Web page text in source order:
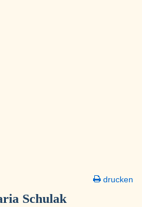
drucken
Schulak